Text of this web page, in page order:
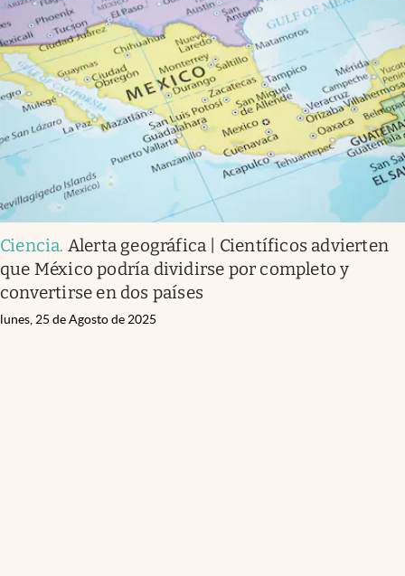
Ciencia. Alerta geográfica | Científicos advierten
que México podría dividirse por completo y
convertirse en dos países
lunes, 25 de Agosto de 2025